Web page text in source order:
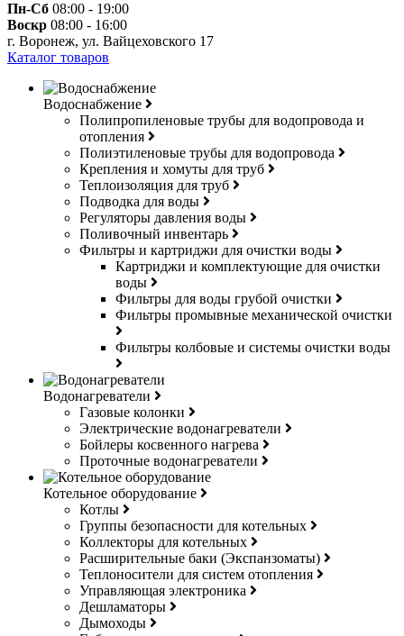
Пн-Сб 08:00 - 19:00
Воскр 08:00 - 16:00
г. Воронеж, ул. Вайцеховского 17
Каталог товаров
Водоснабжение
Полипропиленовые трубы для водопровода и
отопления
Полиэтиленовые трубы для водопровода
Крепления и хомуты для труб
Теплоизоляция для труб
Подводка для воды
Регуляторы давления воды
Поливочный инвентарь
Фильтры и картриджи для очистки воды
Картриджи и комплектующие для очистки
воды
Фильтры для воды грубой очистки
Фильтры промывные механической очистки
Фильтры колбовые и системы очистки воды
Водонагреватели
Газовые колонки
Электрические водонагреватели
Бойлеры косвенного нагрева
Проточные водонагреватели
Котельное оборудование
Котлы
Группы безопасности для котельных
Коллекторы для котельных
Расширительные баки (Экспанзоматы)
Теплоносители для систем отопления
Управляющая электроника
Дешламаторы
Дымоходы